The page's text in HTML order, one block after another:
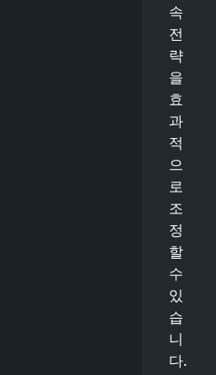
속
전
략
을
효
과
적
으
로
조
정
할
수
있
습
니
다.